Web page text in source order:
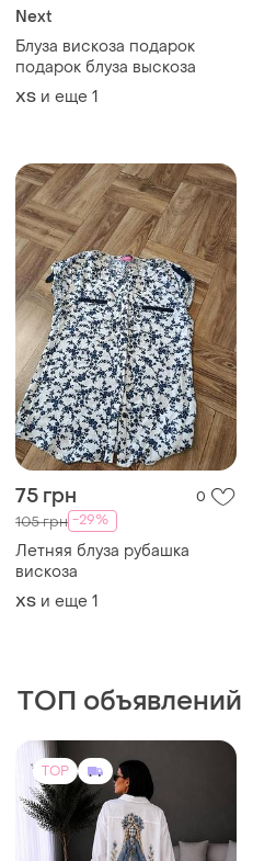
Next
Блуза вискоза подарок
подарок блуза выскоза
ХS и еще 1
75 грн 0
105 грн -29%
Летняя блуза рубашка
вискоза
ХS и еще 1
ТОП объявлений
TOP